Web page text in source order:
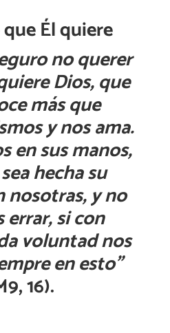
Él quiere
noquerer
Dios, que
másque
ynosama.
ensusmanos,
hechasu
nosotras, y no
errar,sicon
voluntadnos
enesto”
16).